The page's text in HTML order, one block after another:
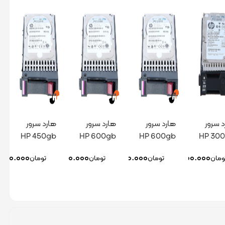
سرور
HP
۳.۳۰۰.۰۰۰
هارد سرور
HP 600gb
تومان۷.۱۰۰.۰۰۰
هارد سرور
HP 600gb
retail
تومان۹.۰۰۰.۰۰۰
هارد سرور
HP 450gb
retail
تومان